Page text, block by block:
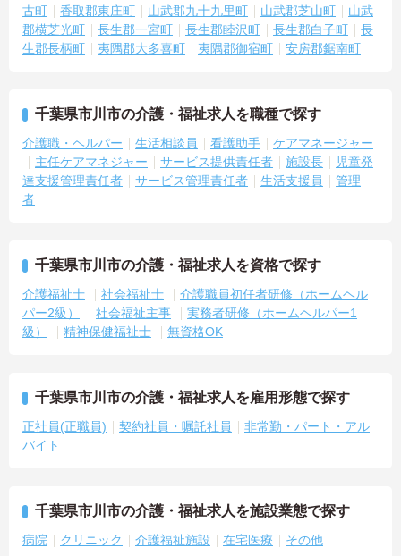
古町
香取郡東庄町 山武郡九十九里町 山武郡芝山町
山武
郡横芝光町
長生郡一宮町 長生郡睦沢町 長生郡白子町
長
生郡長柄町
夷隅郡大多喜町 夷隅郡御宿町 安房郡鋸南町
千葉県市川市の介護・福祉求人を職種で探す
介護職・ヘルパー 生活相談員 看護助手
ケアマネージャー
主任ケアマネジャー
サービス提供責任者 施設長
児童発
達支援管理責任者
サービス管理責任者 生活支援員
管理
者
千葉県市川市の介護・福祉求人を資格で探す
介護福祉士 社会福祉士
介護職員初任者研修（ホームヘル
パー2級）
社会福祉主事
実務者研修（ホームヘルパー1
級）
精神保健福祉士 無資格OK
千葉県市川市の介護・福祉求人を雇用形態で探す
正社員(正職員) 契約社員・嘱託社員
非常勤・パート・アル
バイト
千葉県市川市の介護・福祉求人を施設業態で探す
病院 クリニック 介護福祉施設 在宅医療 その他